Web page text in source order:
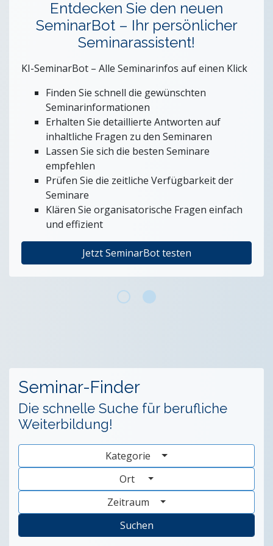
Zoll und Außenhandel
Entdecken Sie den neuen
SeminarBot – Ihr persönlicher
Seminarassistent!
KI-SeminarBot – Alle Seminarinfos auf einen Klick
Finden Sie schnell die gewünschten
Seminarinformationen
Erhalten Sie detaillierte Antworten auf
inhaltliche Fragen zu den Seminaren
Lassen Sie sich die besten Seminare
empfehlen
Prüfen Sie die zeitliche Verfügbarkeit der
Seminare
Klären Sie organisatorische Fragen einfach
und effizient
Jetzt SeminarBot testen
Seminar-Finder
Die schnelle Suche für berufliche
Weiterbildung!
Kategorie
Ort
Zeitraum
Suchen